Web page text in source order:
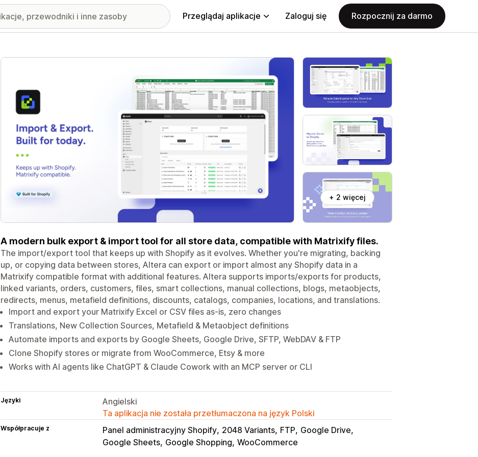
Przeglądaj aplikacje Zaloguj się Rozpocznij za darmo
Wyróżnione obrazy w galerii
+ 2 więcej
A modern bulk export & import tool for all store data, compatible with Matrixify files.
The import/export tool that keeps up with Shopify as it evolves. Whether you're migrating, backing
up, or copying data between stores, Altera can export or import almost any Shopify data in a
Matrixify compatible format with additional features. Altera supports imports/exports for products,
linked variants, orders, customers, files, smart collections, manual collections, blogs, metaobjects,
redirects, menus, metafield definitions, discounts, catalogs, companies, locations, and translations.
Import and export your Matrixify Excel or CSV files as-is, zero changes
Translations, New Collection Sources, Metafield & Metaobject definitions
Automate imports and exports by Google Sheets, Google Drive, SFTP, WebDAV & FTP
Clone Shopify stores or migrate from WooCommerce, Etsy & more
Works with AI agents like ChatGPT & Claude Cowork with an MCP server or CLI
Języki
Angielski
Ta aplikacja nie została przetłumaczona na język Polski
Współpracuje z Panel administracyjny Shopify 2048 Variants FTP Google Drive
Google Sheets Google Shopping WooCommerce